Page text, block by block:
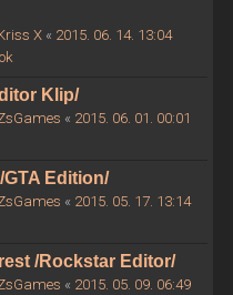
X« 2015. 06. 14. 13:04
Klip/
« 2015. 06. 01. 00:01
Edition/
« 2015. 05. 17. 13:14
/Rockstar Editor/
« 2015. 05. 09. 06:49